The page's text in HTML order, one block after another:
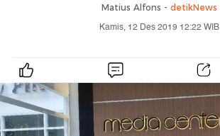
Matius Alfons - detikNews
Kamis, 12 Des 2019 12:22 WIB